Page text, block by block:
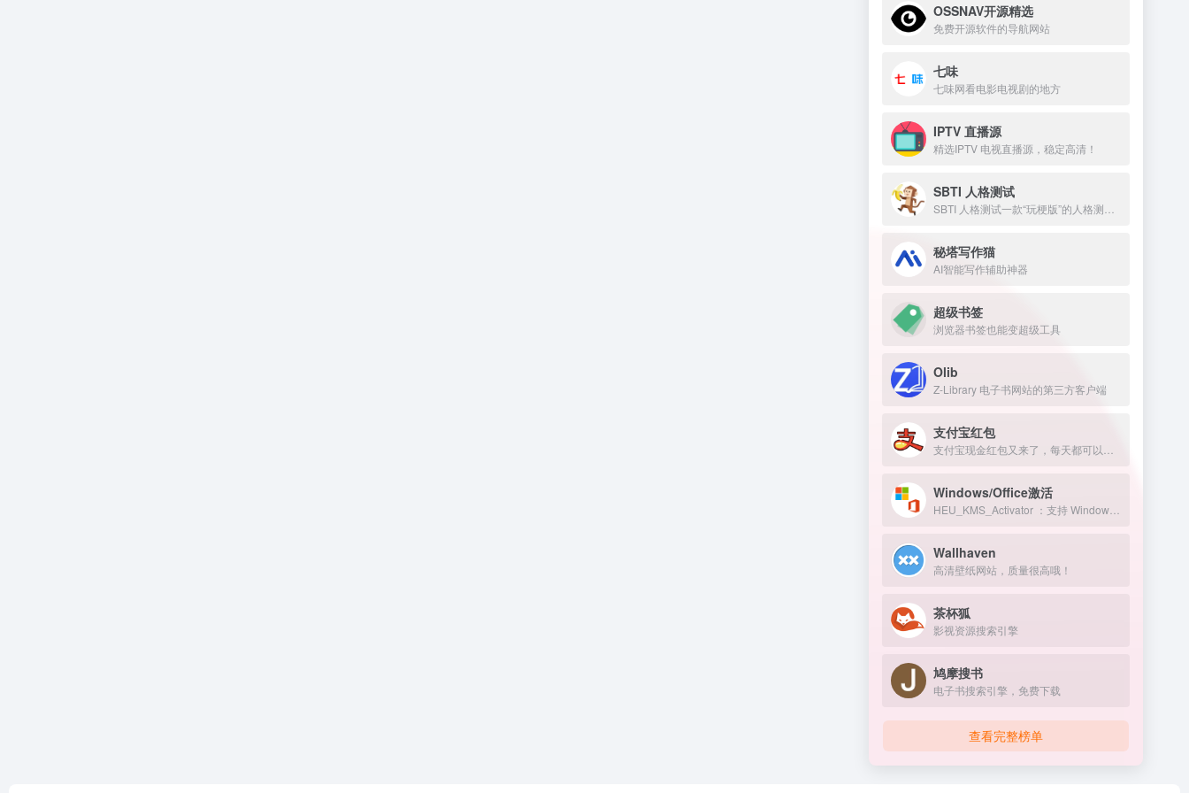
OSSNAV开源精选
免费开源软件的导航网站
七味
七味网看电影电视剧的地方
IPTV 直播源
精选IPTV 电视直播源，稳定高清！
SBTI 人格测试
秘塔写作猫
AI智能写作辅助神器
超级书签
浏览器书签也能变超级工具
Olib
Z-Library 电子书网站的第三方客户端
支付宝红包
Windows/Office激活
Wallhaven
高清壁纸网站，质量很高哦！
茶杯狐
影视资源搜索引擎
鸠摩搜书
电子书搜索引擎，免费下载
查看完整榜单